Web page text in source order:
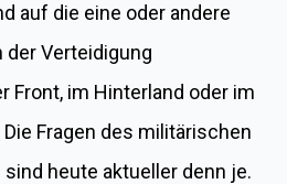
auf die eine oder andere
der Verteidigung
Front, im Hinterland oder im
Fragen des militärischen
heute aktueller denn je.